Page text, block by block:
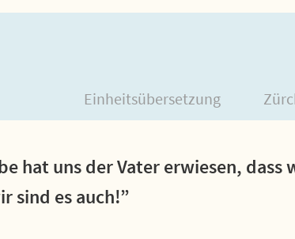
Einheitsübersetzung
hat uns der Vater erwiesen, dass
sind es auch!”